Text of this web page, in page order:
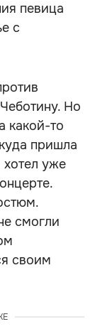
певица
с
Но
какой-то
пришла
уже
смогли
своим